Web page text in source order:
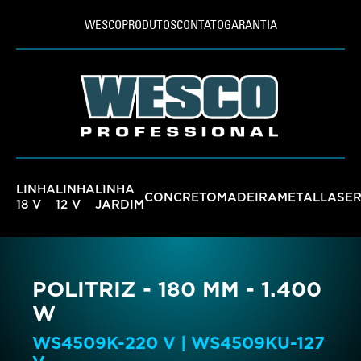
WESCOPRODUTOSCONTATOGARANTIA
LINHA
18 V
LINHA
12 V
LINHA
JARDIM
CONCRETO MADEIRA METAL LASER
POLITRIZ - 180 MM - 1.400
W
WS4509K-220 V | WS4509KU-127